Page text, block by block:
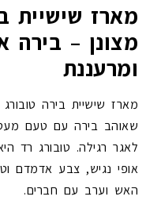
מארז שישיית
מצונן – בירה
ומרעננת
מארז שישיית בירה
שאוהב בירה עם טעם מעט
לאגר רגילה. טובורג רד
אופי נגיש, צבע אדמדם
האש וערב עם חברים.